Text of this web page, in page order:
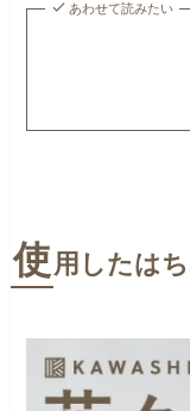
あわせて読みたい
使用したは